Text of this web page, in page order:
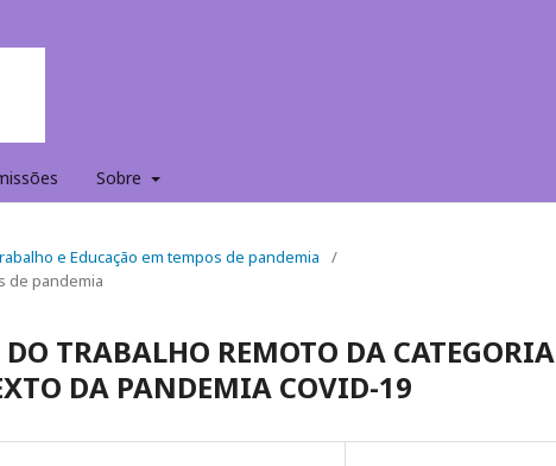
Sobre
e Educação em tempos de pandemia
/
de pandemia
TRABALHO REMOTO DA CATEGORIA
DA PANDEMIA COVID-19